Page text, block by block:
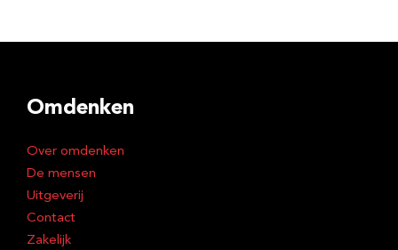
Omdenken
Over omdenken
De mensen
Uitgeverij
Contact
Zakelijk